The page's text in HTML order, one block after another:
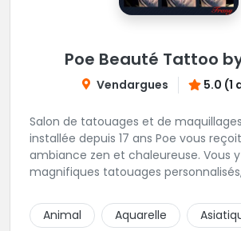
Poe Beauté Tattoo
Vendargues 5.0 (1
Salon de tatouages et de
installée depuis 17 ans Poe vous
ambiance zen et chaleureuse. Vous
magnifiques tatouages
permanents/artistiques ainsi que des
Piercings.
Animal Aquarelle